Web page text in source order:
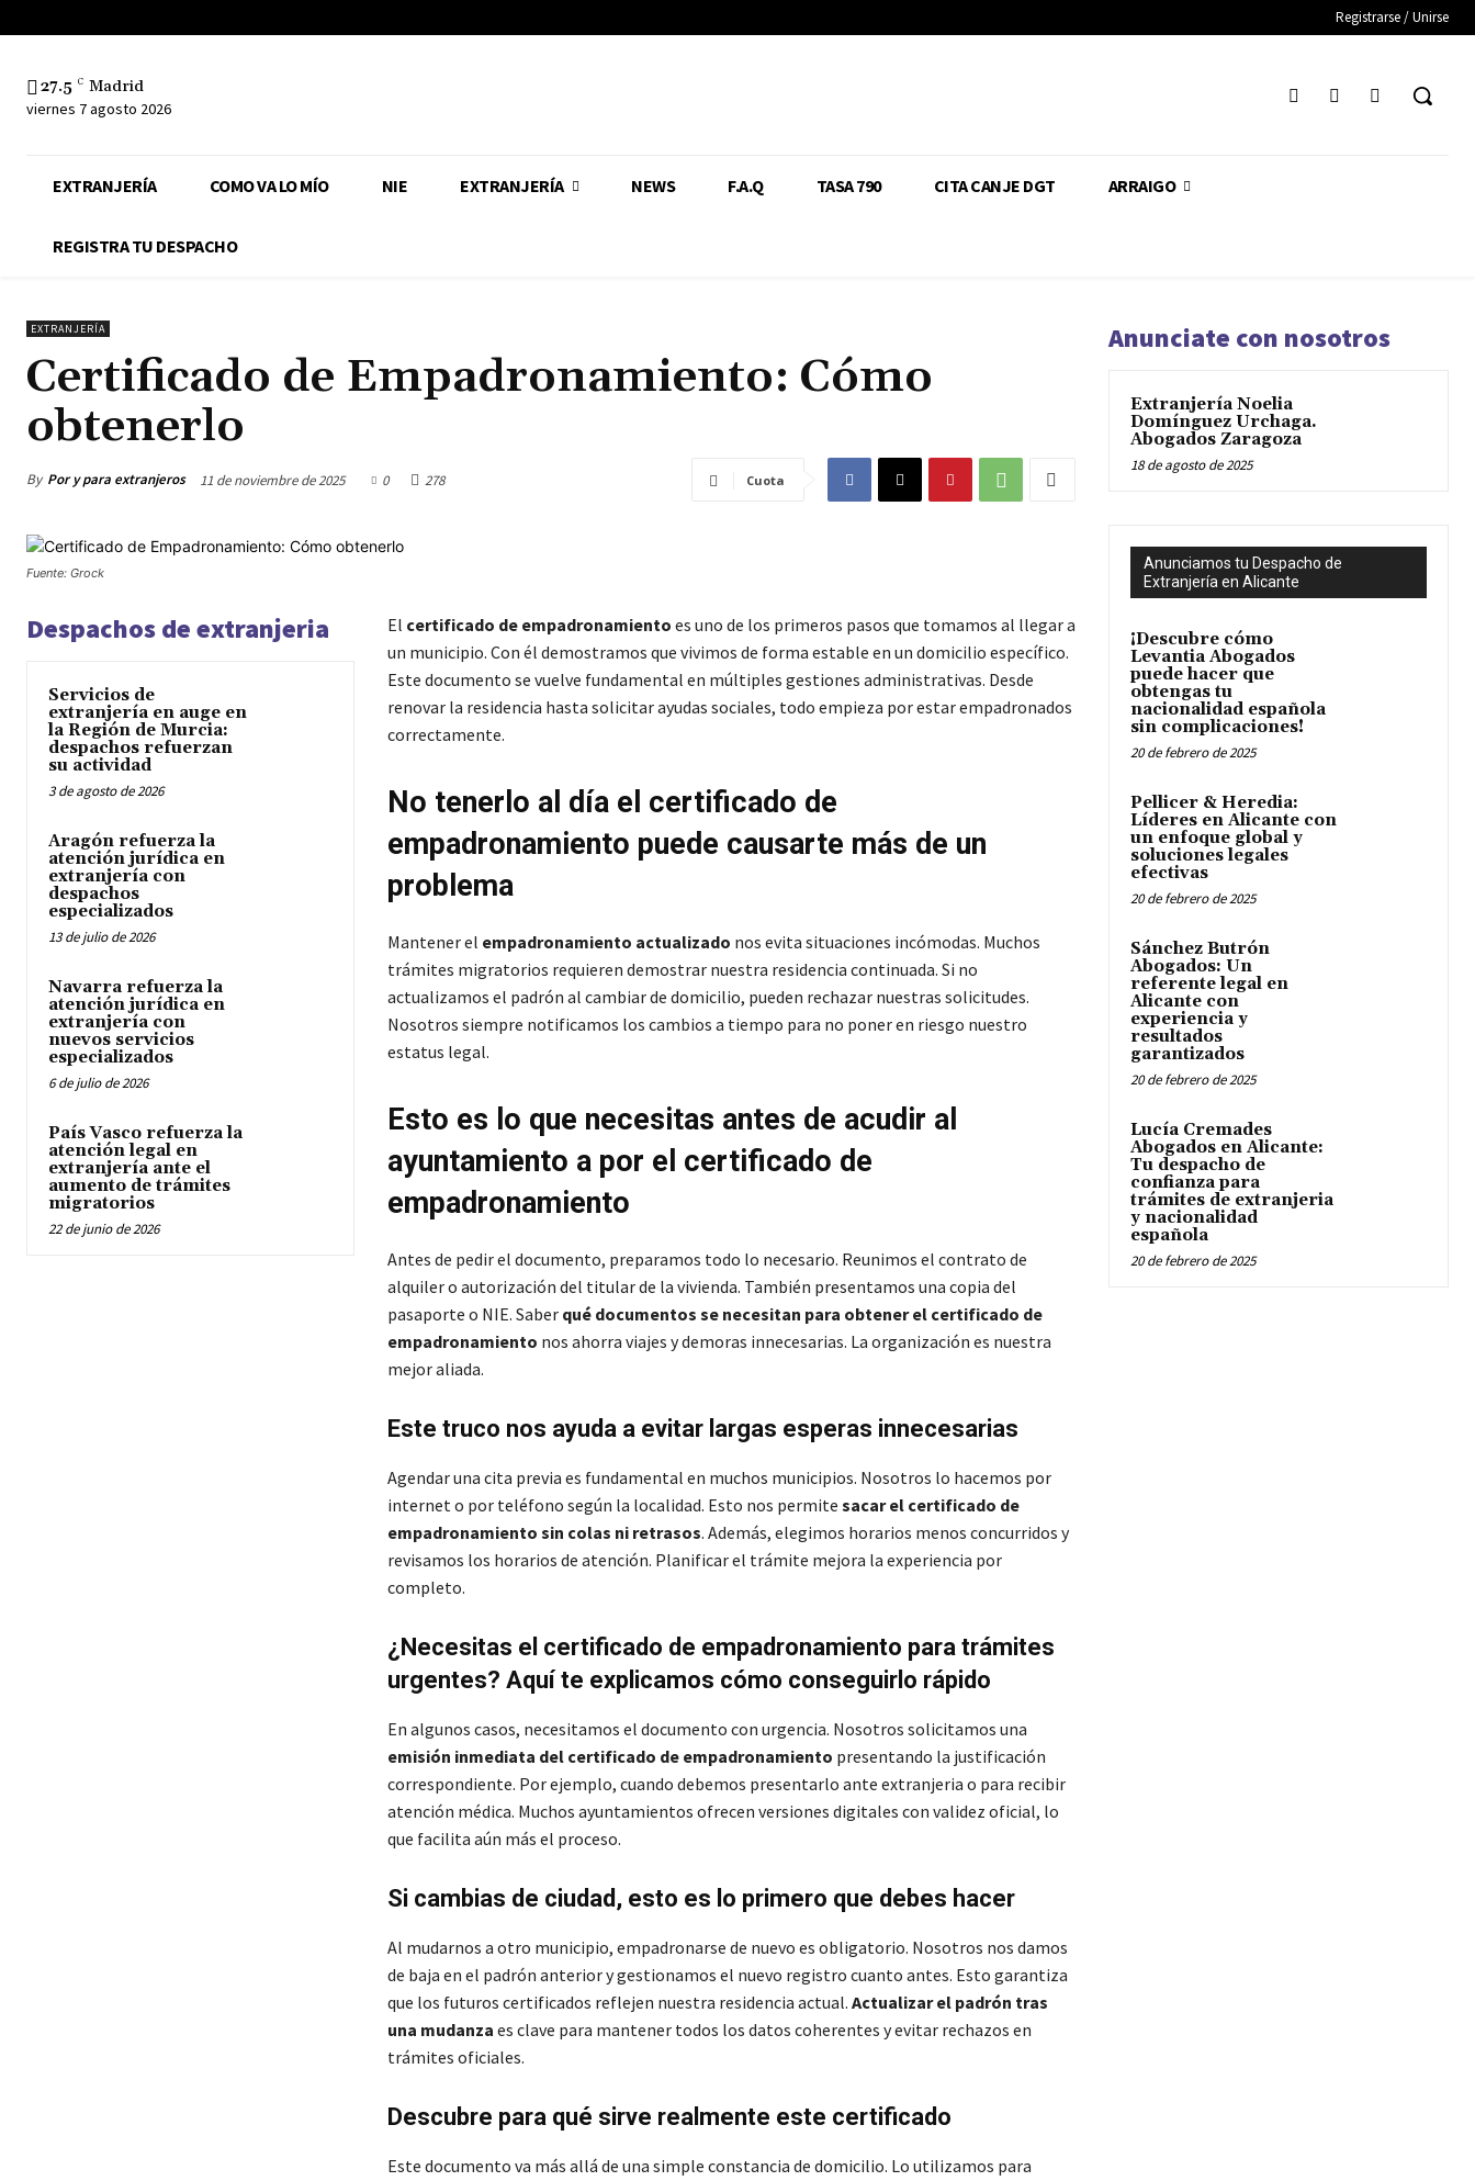
Registrarse / Unirse
27.5 C Madrid
viernes 7 agosto 2026
EXTRANJERÍA COMO VA LO MÍO NIE EXTRANJERÍA NEWS F.A.Q TASA 790 CITA CANJE DGT ARRAIGO
REGISTRA TU DESPACHO
EXTRANJERÍA
Certificado de Empadronamiento: Cómo
obtenerlo
By Por y para extranjeros 11 de noviembre de 2025 0 278 Cuota
Fuente: Grock
Despachos de extranjeria
Servicios de
extranjería en auge en
la Región de Murcia:
despachos refuerzan
su actividad
3 de agosto de 2026
Aragón refuerza la
atención jurídica en
extranjería con
despachos
especializados
13 de julio de 2026
Navarra refuerza la
atención jurídica en
extranjería con
nuevos servicios
especializados
6 de julio de 2026
País Vasco refuerza la
atención legal en
extranjería ante el
aumento de trámites
migratorios
22 de junio de 2026
El certificado de empadronamiento es uno de los primeros pasos que tomamos al llegar a
un municipio. Con él demostramos que vivimos de forma estable en un domicilio específico.
Este documento se vuelve fundamental en múltiples gestiones administrativas. Desde
renovar la residencia hasta solicitar ayudas sociales, todo empieza por estar empadronados
correctamente.
No tenerlo al día el certificado de
empadronamiento puede causarte más de un
problema
Mantener el empadronamiento actualizado nos evita situaciones incómodas. Muchos
trámites migratorios requieren demostrar nuestra residencia continuada. Si no
actualizamos el padrón al cambiar de domicilio, pueden rechazar nuestras solicitudes.
Nosotros siempre notificamos los cambios a tiempo para no poner en riesgo nuestro
estatus legal.
Esto es lo que necesitas antes de acudir al
ayuntamiento a por el certificado de
empadronamiento
Antes de pedir el documento, preparamos todo lo necesario. Reunimos el contrato de
alquiler o autorización del titular de la vivienda. También presentamos una copia del
pasaporte o NIE. Saber qué documentos se necesitan para obtener el certificado de
empadronamiento nos ahorra viajes y demoras innecesarias. La organización es nuestra
mejor aliada.
Este truco nos ayuda a evitar largas esperas innecesarias
Agendar una cita previa es fundamental en muchos municipios. Nosotros lo hacemos por
internet o por teléfono según la localidad. Esto nos permite sacar el certificado de
empadronamiento sin colas ni retrasos. Además, elegimos horarios menos concurridos y
revisamos los horarios de atención. Planificar el trámite mejora la experiencia por
completo.
¿Necesitas el certificado de empadronamiento para trámites
urgentes? Aquí te explicamos cómo conseguirlo rápido
En algunos casos, necesitamos el documento con urgencia. Nosotros solicitamos una
emisión inmediata del certificado de empadronamiento presentando la justificación
correspondiente. Por ejemplo, cuando debemos presentarlo ante extranjeria o para recibir
atención médica. Muchos ayuntamientos ofrecen versiones digitales con validez oficial, lo
que facilita aún más el proceso.
Si cambias de ciudad, esto es lo primero que debes hacer
Al mudarnos a otro municipio, empadronarse de nuevo es obligatorio. Nosotros nos damos
de baja en el padrón anterior y gestionamos el nuevo registro cuanto antes. Esto garantiza
que los futuros certificados reflejen nuestra residencia actual. Actualizar el padrón tras
una mudanza es clave para mantener todos los datos coherentes y evitar rechazos en
trámites oficiales.
Descubre para qué sirve realmente este certificado
Este documento va más allá de una simple constancia de domicilio. Lo utilizamos para
Anunciate con nosotros
Extranjería Noelia
Domínguez Urchaga.
Abogados Zaragoza
18 de agosto de 2025
Anunciamos tu Despacho de
Extranjería en Alicante
¡Descubre cómo
Levantia Abogados
puede hacer que
obtengas tu
nacionalidad española
sin complicaciones!
20 de febrero de 2025
Pellicer & Heredia:
Líderes en Alicante con
un enfoque global y
soluciones legales
efectivas
20 de febrero de 2025
Sánchez Butrón
Abogados: Un
referente legal en
Alicante con
experiencia y
resultados
garantizados
20 de febrero de 2025
Lucía Cremades
Abogados en Alicante:
Tu despacho de
confianza para
trámites de extranjeria
y nacionalidad
española
20 de febrero de 2025